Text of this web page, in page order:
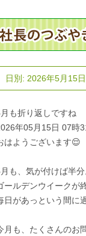
日別: 2026年5月15日
も折り返しですね
年05月15日 07時
はようございます😌
も、気が付けば半分
ールデンウイークが
日があっという間に
月も、たくさんのお